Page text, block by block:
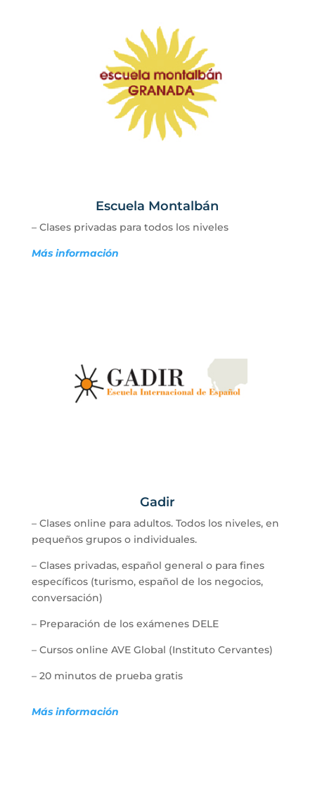
Escuela Montalbán
– Clases privadas para todos los niveles
Más información
Gadir
– Clases online para adultos. Todos los niveles, en
pequeños grupos o individuales.
– Clases privadas, español general o para fines
específicos (turismo, español de los negocios,
conversación)
– Preparación de los exámenes DELE
– Cursos online AVE Global (Instituto Cervantes)
– 20 minutos de prueba gratis
Más información